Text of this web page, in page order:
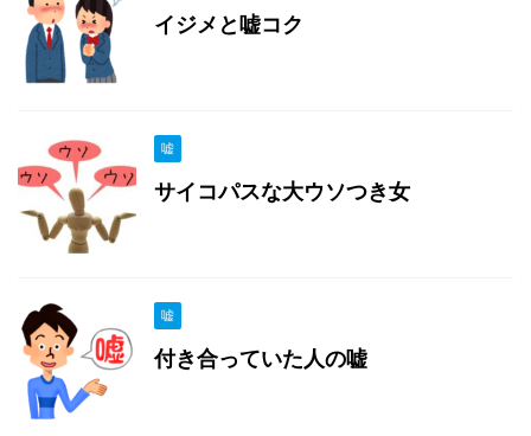
イジメと嘘コク
嘘
サイコパスな大ウソつき女
嘘
付き合っていた人の嘘